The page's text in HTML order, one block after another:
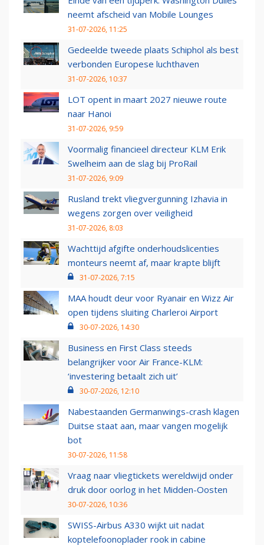
neemt afscheid van Mobile Lounges
31-07-2026, 11:25
Gedeelde tweede plaats Schiphol als best
verbonden Europese luchthaven
31-07-2026, 10:37
LOT opent in maart 2027 nieuwe route
naar Hanoi
31-07-2026, 9:59
Voormalig financieel directeur KLM Erik
Swelheim aan de slag bij ProRail
31-07-2026, 9:09
Rusland trekt vliegvergunning Izhavia in
wegens zorgen over veiligheid
31-07-2026, 8:03
Wachttijd afgifte onderhoudslicenties
monteurs neemt af, maar krapte blijft
31-07-2026, 7:15
MAA houdt deur voor Ryanair en Wizz Air
open tijdens sluiting Charleroi Airport
30-07-2026, 14:30
Business en First Class steeds
belangrijker voor Air France-KLM:
‘investering betaalt zich uit’
30-07-2026, 12:10
Nabestaanden Germanwings-crash klagen
Duitse staat aan, maar vangen mogelijk
bot
30-07-2026, 11:58
Vraag naar vliegtickets wereldwijd onder
druk door oorlog in het Midden-Oosten
30-07-2026, 10:36
SWISS-Airbus A330 wijkt uit nadat
koptelefoonoplader rook in cabine